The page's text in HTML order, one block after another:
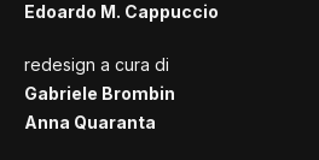
Edoardo M. Cappuccio
redesign a cura di
Gabriele Brombin
Anna Quaranta